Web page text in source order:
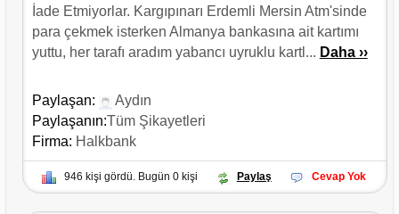
İade Etmiyorlar. Kargıpınarı Erdemli Mersin Atm'sinde
para çekmek isterken Almanya bankasına ait kartımı
yuttu, her tarafı aradım yabancı uyruklu kartl... Daha ››
Paylaşan:
Aydın
Paylaşanın:Tüm Şikayetleri
Firma: Halkbank
946 kişi gördü. Bugün 0 kişi Paylaş Cevap Yok